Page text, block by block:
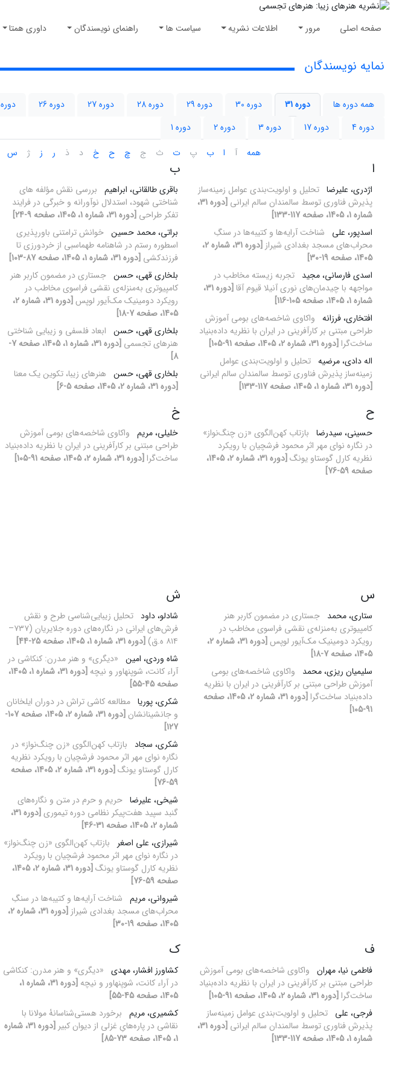
صفحه اصلی مرور اطلاعات نشریه سیاست ها راهنمای نویسندگان داوری همتا
نمایه نویسندگان
همه دوره ها دوره 31 دوره 30 دوره 29 دوره 28 دوره 27 دوره 26 دوره 25
دوره 4
دوره 17 دوره 3 دوره 2
دوره 1
همه
آ ا ب پ ت ث ج چ ح خ د ذ ر ز ژ س
ا
اژدری، علیرضا تحلیل و اولویت‌بندی عوامل زمینه‌ساز
پذیرش فناوری توسط سالمندان سالم ایرانی
[دوره 31،
شماره 1، 1405، صفحه 117-133]
اسدپور، علی
شناخت آرایه‌ها و کتیبه‌ها در سنگِ
محراب‌های مسجد بغدادی شیراز
[دوره 31، شماره 2،
1405، صفحه 19-30]
اسدی فارسانی، مجید تجربه زیسته مخاطب در
مواجهه با چیدمان‌های نوری آنیلا قیوم آقا
[دوره 31،
شماره 1، 1405، صفحه 105-116]
افتخاری، فرزانه واکاوی شاخصه‌های بومی آموزش
طراحی مبتنی بر کارآفرینی در ایران با نظریه داده‌بنیاد
ساخت‌گرا [دوره 31، شماره 2، 1405، صفحه 91-105]
اله دادی، مرضیه تحلیل و اولویت‌بندی عوامل
زمینه‌ساز پذیرش فناوری توسط سالمندان سالم ایرانی
[دوره 31، شماره 1، 1405، صفحه 117-133]
ب
باقری طالقانی، ابراهیم بررسی نقش مؤلفه های
شناختی شهود، استدلال نوآورانه و خبرگی در فرایند
تفکر طراحی [دوره 31، شماره 1، 1405، صفحه 9-24]
براتی، محمد حسین خوانش ترامتنی باورپذیری
اسطوره رستم در شاهنامه طهماسبی از خردورزی تا
فرزندکشی [دوره 31، شماره 1، 1405، صفحه 87-103]
بلخاری قهی، حسن جستاری در مضمون کاربر هنر
کامپیوتری به‌منزله‌ی نقشی فراسوی مخاطب در
رویکرد دومینیک مک‌آیور لوپس
[دوره 31، شماره 2،
1405، صفحه 7-18]
بلخاری قهی، حسن ابعاد فلسفی و زیبایی شناختی
هنرهای تجسمی
[دوره 31، شماره 1، 1405، صفحه 7-
8]
بلخاری قهی، حسن هنرهای زیبا، تکوین یک معنا
[دوره 31، شماره 2، 1405، صفحه 5-6]
ح
حسینی، سیدرضا بازتاب کهن‌الگوی «زن چنگ‌نواز»
در نگاره نوای مهر اثر محمود فرشچیان با رویکرد
نظریه کارل گوستاو یونگ
[دوره 31، شماره 2، 1405،
صفحه 59-76]
خ
خلیلی، مریم واکاوی شاخصه‌های بومی آموزش
طراحی مبتنی بر کارآفرینی در ایران با نظریه داده‌بنیاد
ساخت‌گرا [دوره 31، شماره 2، 1405، صفحه 91-105]
س
ستاری، محمد جستاری در مضمون کاربر هنر
کامپیوتری به‌منزله‌ی نقشی فراسوی مخاطب در
رویکرد دومینیک مک‌آیور لوپس
[دوره 31، شماره 2،
1405، صفحه 7-18]
سلیمیان ریزی، محمد
واکاوی شاخصه‌های بومی
آموزش طراحی مبتنی بر کارآفرینی در ایران با نظریه
داده‌بنیاد ساخت‌گرا
[دوره 31، شماره 2، 1405، صفحه
91-105]
ش
شادلو، داود تحلیل زیبایی‌شناسی طرح و نقش
فرش‌های ایرانی در نگاره‌های دوره جلایریان (۷۳۷–
۸۱۴ ه.ق)
[دوره 31، شماره 1، 1405، صفحه 25-44]
شاه‌ وردی، امین «دیگری» و هنر مدرن: کنکاشی در
آراء کانت، شوپنهاور و نیچه
[دوره 31، شماره 1، 1405،
صفحه 45-55]
شکری، پوریا مطالعه کاشی تراش در دوران ایلخانان
و جانشینانشان
[دوره 31، شماره 2، 1405، صفحه 107-
127]
شکری، سجاد بازتاب کهن‌الگوی «زن چنگ‌نواز» در
نگاره نوای مهر اثر محمود فرشچیان با رویکرد نظریه
کارل گوستاو یونگ
[دوره 31، شماره 2، 1405، صفحه
59-76]
شیخی، علیرضا حریم و حرم در متن و نگاره‌های
گنبد سپید هفت‌پیکر نظامی دوره تیموری
[دوره 31،
شماره 2، 1405، صفحه 31-46]
شیرازی، علی اصغر
بازتاب کهن‌الگوی «زن چنگ‌نواز»
در نگاره نوای مهر اثر محمود فرشچیان با رویکرد
نظریه کارل گوستاو یونگ
[دوره 31، شماره 2، 1405،
صفحه 59-76]
شیروانی، مریم شناخت آرایه‌ها و کتیبه‌ها در سنگِ
محراب‌های مسجد بغدادی شیراز
[دوره 31، شماره 2،
1405، صفحه 19-30]
ف
فاطمی نیا، مهران واکاوی شاخصه‌های بومی آموزش
طراحی مبتنی بر کارآفرینی در ایران با نظریه داده‌بنیاد
ساخت‌گرا [دوره 31، شماره 2، 1405، صفحه 91-105]
فرجی، علی تحلیل و اولویت‌بندی عوامل زمینه‌ساز
پذیرش فناوری توسط سالمندان سالم ایرانی
[دوره 31،
شماره 1، 1405، صفحه 117-133]
ک
کشاورز افشار، مهدی «دیگری» و هنر مدرن: کنکاشی
در آراء کانت، شوپنهاور و نیچه
[دوره 31، شماره 1،
1405، صفحه 45-55]
کشمیری، مریم برخورد هستی‌شناسانۀ مولانا با
نقاشی در پاره‌هایِ غزلی از دیوان کبیر
[دوره 31، شماره
1، 1405، صفحه 73-85]